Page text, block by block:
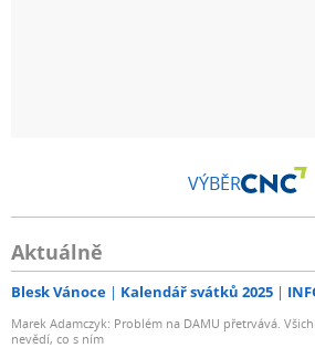
VÝBĚR
Aktuálně
Blesk Vánoce Kalendář svátků 2025
Marek Adamczyk: Problém na DAMU přetrvává.
nevědí, co s ním